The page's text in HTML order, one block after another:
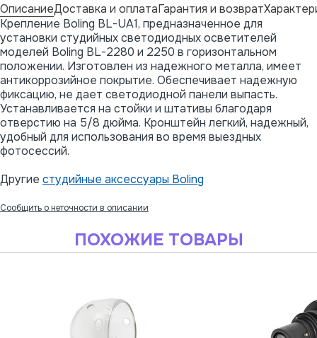
ОписаниеДоставка и оплатаГарантия и возврат
Крепление Boling BL-UA1, предназначенное для
установки студийных светодиодных осветителей
моделей Boling BL-2280 и 2250 в горизонтальном
положении. Изготовлен из надежного металла, имеет
антикоррозийное покрытие. Обеспечивает надежную
фиксацию, не дает светодиодной панели выпасть.
Устанавливается на стойки и штативы благодаря
отверстию на 5/8 дюйма. Кронштейн легкий, надежный,
удобный для использования во время выездных
фотосессий.
Другие студийные аксессуары Boling
Сообщить о неточности в описании
ПОХОЖИЕ ТОВАРЫ